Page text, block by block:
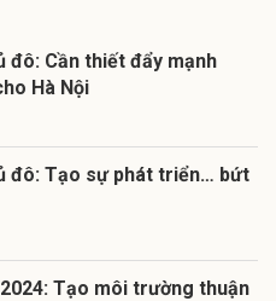
đô: Cần thiết đẩy mạnh
Hà Nội
đô: Tạo sự phát triển… bứt
Tạo môi trường thuận